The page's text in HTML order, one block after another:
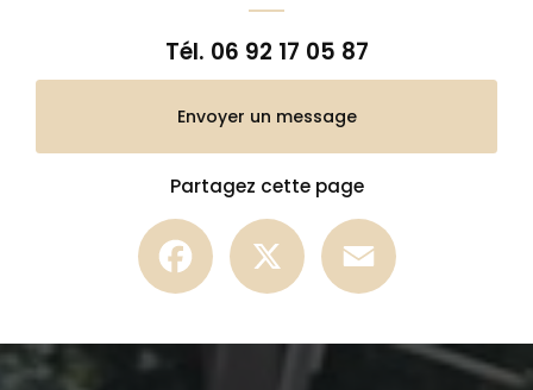
Tél. 06 92 17 05 87
Envoyer un message
Partagez cette page
Facebook